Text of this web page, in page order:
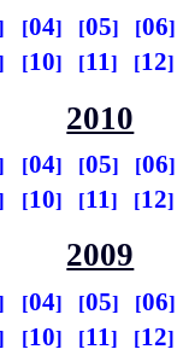
04 05
06
10 11 12
2010
04 05
06
10 11 12
2009
04 05
06
10 11 12